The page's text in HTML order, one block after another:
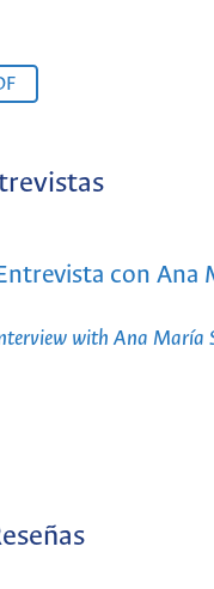
con Ana
with Ana María